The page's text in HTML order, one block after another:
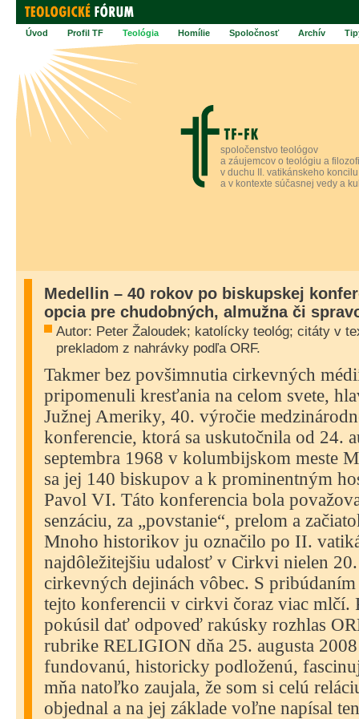
Úvod Profil TF Teológia Homílie Spoločnosť Archív
spoločenstvo teológov
a záujemcov o teológiu a
v duchu II. vatikánskeho koncilu
a v kontexte súčasnej vedy a
Medellin – 40 rokov po biskupskej
opcia pre chudobných, almužna či
Autor: Peter Žaloudek; katolícky teológ; citáty v
prekladom z nahrávky podľa ORF.
Takmer bez povšimnutia cirkevných
pripomenuli kresťania na celom svete,
Južnej Ameriky, 40. výročie
konferencie, ktorá sa uskutočnila od 24.
septembra 1968 v kolumbijskom meste
sa jej 140 biskupov a k prominentným
Pavol VI. Táto konferencia bola
senzáciu, za „povstanie“, prelom a
Mnoho historikov ju označilo po II.
najdôležitejšiu udalosť v Cirkvi nielen
cirkevných dejinách vôbec. S
tejto konferencii v cirkvi čoraz viac mlčí.
pokúsil dať odpoveď rakúsky rozhlas
rubrike RELIGION dňa 25. augusta
fundovanú, historicky podloženú,
mňa natoľko zaujala, že som si celú
objednal a na jej základe voľne napísal